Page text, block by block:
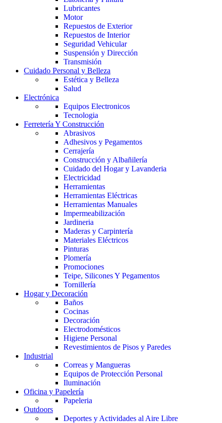
Lubricantes
Motor
Repuestos de Exterior
Repuestos de Interior
Seguridad Vehicular
Suspensión y Dirección
Transmisión
Cuidado Personal y Belleza
Estética y Belleza
Salud
Electrónica
Equipos Electronicos
Tecnologia
Ferretería Y Construcción
Abrasivos
Adhesivos y Pegamentos
Cerrajería
Construcción y Albañilería
Cuidado del Hogar y Lavanderia
Electricidad
Herramientas
Herramientas Eléctricas
Herramientas Manuales
Impermeabilización
Jardineria
Maderas y Carpintería
Materiales Eléctricos
Pinturas
Plomería
Promociones
Teipe, Silicones Y Pegamentos
Tornillería
Hogar y Decoración
Baños
Cocinas
Decoración
Electrodomésticos
Higiene Personal
Revestimientos de Pisos y Paredes
Industrial
Correas y Mangueras
Equipos de Protección Personal
Iluminación
Oficina y Papelería
Papeleria
Outdoors
Deportes y Actividades al Aire Libre